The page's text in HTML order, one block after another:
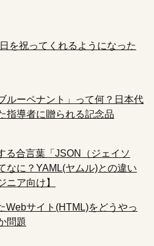
を祝ってくれるようになった
ルーペナント」って何？日本代
指導者に贈られる記念品
る合言葉「JSON（ジェイソ
なに？YAML(ヤムル)との違い
ニア向け】
Webサイト(HTML)をどうやっ
問題